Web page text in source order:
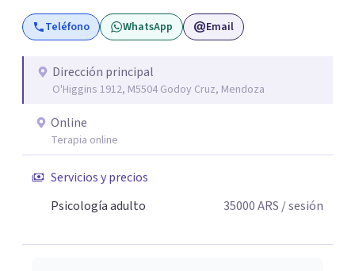
(Universidad de Mendoza) y cuento con formaciones en
duelo y terapia analítico-existencial Creo en la fuerza del
transformar relaciones (la primera relación es con
nosotros mismos). Como persona y terapeuta, encuentro
que las emociones no se "corrigen": se escuchan, se
abrazan y se ordenan. Por eso mi forma de trabajar
combina técnica, claridad y empatia. Si algo de lo que
proceso de cambio.
Teléfono WhatsApp Email
Dirección principal
O'Higgins 1912, M5504 Godoy Cruz, Mendoza
Online
Terapia online
Servicios y precios
Psicología adulto
35000ARS / sesión